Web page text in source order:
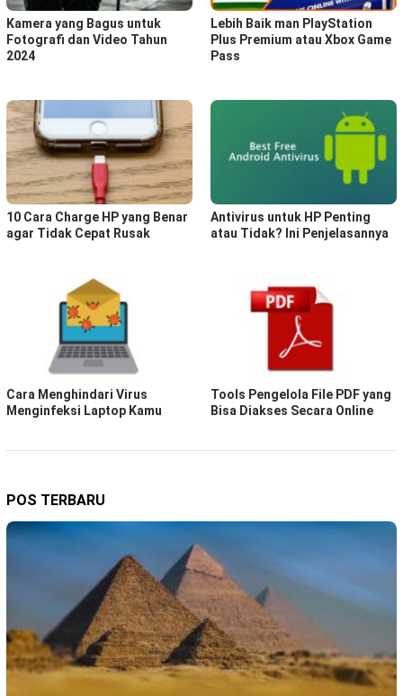
Kamera yang Bagus untuk
Fotografi dan Video Tahun
2024
Lebih Baik man PlayStation
Plus Premium atau Xbox Game
Pass
10 Cara Charge HP yang Benar
agar Tidak Cepat Rusak
Antivirus untuk HP Penting
atau Tidak? Ini Penjelasannya
Cara Menghindari Virus
Menginfeksi Laptop Kamu
Tools Pengelola File PDF yang
Bisa Diakses Secara Online
POS TERBARU